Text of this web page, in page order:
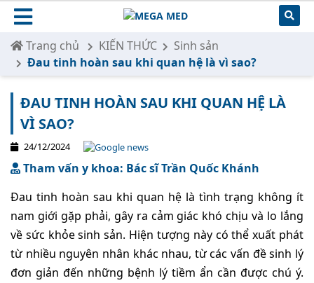
Trang chủ KIẾN THỨC
Sinh sản
Đau tinh hoàn sau khi quan hệ là vì sao?
ĐAU TINH HOÀN SAU KHI QUAN HỆ LÀ
VÌ SAO?
24/12/2024
Tham vấn y khoa: Bác sĩ Trần Quốc Khánh
Đau tinh hoàn sau khi quan hệ là tình trạng không ít
nam giới gặp phải, gây ra cảm giác khó chịu và lo lắng
về sức khỏe sinh sản. Hiện tượng này có thể xuất phát
từ nhiều nguyên nhân khác nhau, từ các vấn đề sinh lý
đơn giản đến những bệnh lý tiềm ẩn cần được chú ý.